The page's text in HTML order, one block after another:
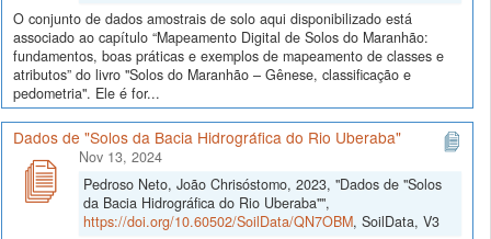
O conjunto de dados amostrais de solo aqui disponibilizado está
associado ao capítulo “Mapeamento Digital de Solos do Maranhão:
fundamentos, boas práticas e exemplos de mapeamento de classes e
atributos” do livro "Solos do Maranhão – Gênese, classificação e
pedometria". Ele é for...
Dados de "Solos da Bacia Hidrográfica do Rio Uberaba"
Nov 13, 2024
Pedroso Neto, João Chrisóstomo, 2023, "Dados de "Solos
da Bacia Hidrográfica do Rio Uberaba"",
https://doi.org/10.60502/SoilData/QN7OBM, SoilData, V3